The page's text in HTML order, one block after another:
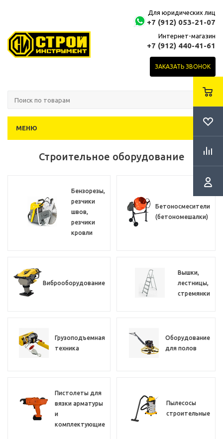
Для юридических лиц
+7 (912) 053-21-07
Интернет-магазин
+7 (912) 440-41-61
ЗАКАЗАТЬ ЗВОНОК
МЕНЮ
Строительное оборудование
Бензорезы,
резчики
швов,
резчики
кровли
Бетоносмесители
(бетономешалки)
Виброоборудование
Вышки,
лестницы,
стремянки
Грузоподъемная
техника
Оборудование
для полов
Пистолеты для
вязки арматуры
и
комплектующие
Пылесосы
строительные